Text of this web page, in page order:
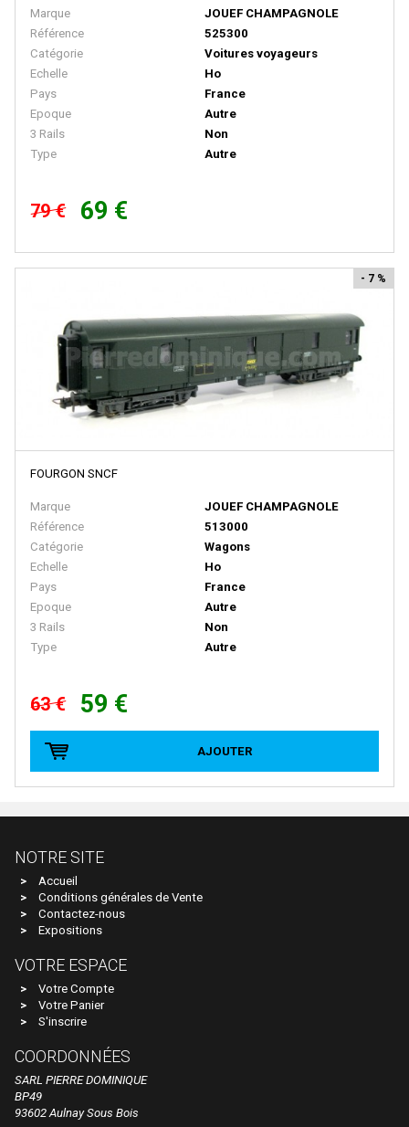
Busch
Cararama
Carmina
Carpena
CHREZO
Classic Metal Works
COLLE 21
D+R MODELLBAHN
DACKER
DAPOL
DE MASSINI
DIECAST MODEL
Disque Rouge
DM TOYS
DOLISCHO
DYNAM
EFE RAIL
ELEC-TRAINS INTERNATIONAL
Elec-Trains International- MMRG
ELECTROTREN
EPM
Epoche
ERIAM
ESCI
ESU
EURO-SCALE
Marque
JOUEF CHAMPAGNOLE
Référence
525300
Catégorie
Voitures voyageurs
Echelle
Ho
Pays
France
Epoque
Autre
3 Rails
Non
Type
Autre
79 € 69 €
FOURGON SNCF
Marque
JOUEF CHAMPAGNOLE
Référence
513000
Catégorie
Wagons
Echelle
Ho
Pays
France
Epoque
Autre
3 Rails
Non
Type
Autre
- 7 %
63 € 59 €
AJOUTER
NOTRE SITE
Accueil
Conditions générales de Vente
Contactez-nous
Expositions
VOTRE ESPACE
Votre Compte
Votre Panier
S'inscrire
COORDONNÉES
SARL PIERRE DOMINIQUE
BP49
93602 Aulnay Sous Bois